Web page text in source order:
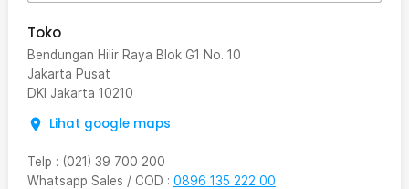
Toko
Bendungan Hilir Raya Blok G1 No. 10
Jakarta Pusat
DKI Jakarta 10210
Lihat google maps
Telp : (021) 39 700 200
Whatsapp Sales / COD : 0896 135 222 00